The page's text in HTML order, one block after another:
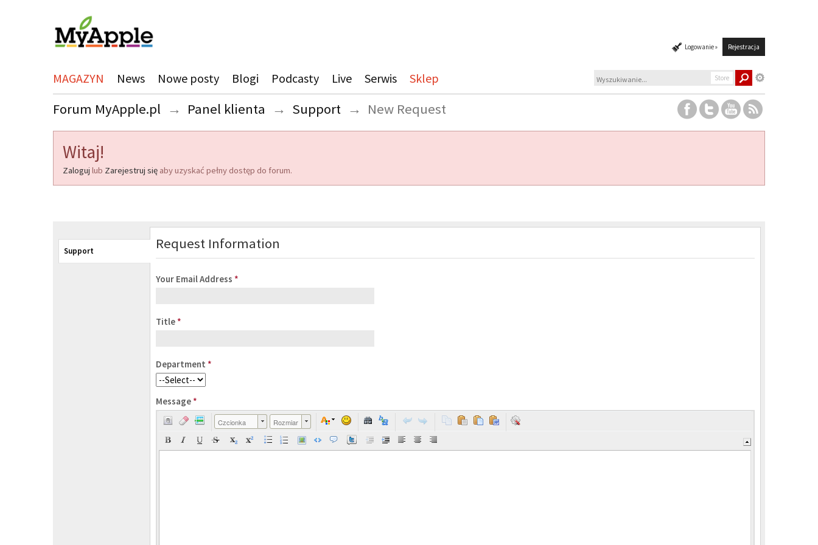
Logowanie » Rejestracja
MAGAZYN News Nowe posty Blogi Podcasty Live Serwis Sklep Store
Forum MyApple.pl → Panel klienta → Support → New Request
Witaj!
Zaloguj lub Zarejestruj się aby uzyskać pełny dostęp do forum.
Support Request Information
Your Email Address *
Title *
Department *
Message *
Czcionka Rozmiar